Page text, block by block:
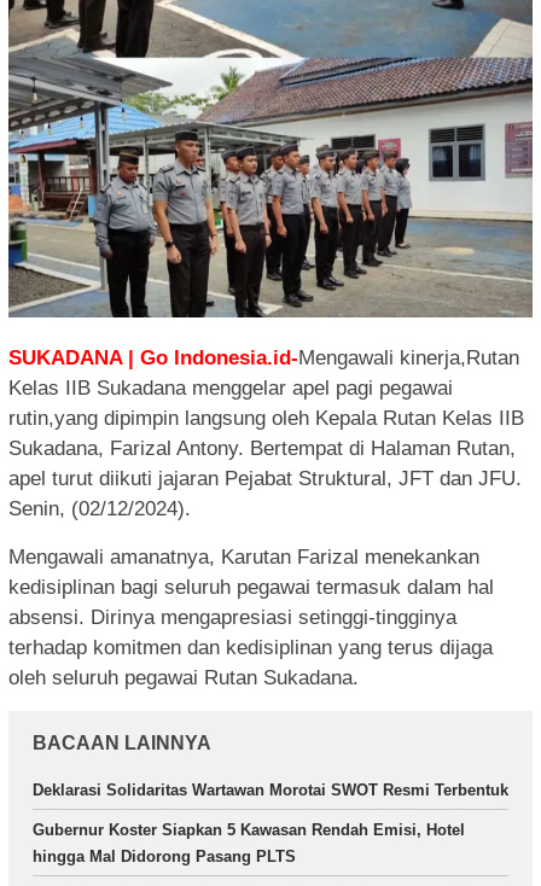
SUKADANA | Go Indonesia.id-Mengawali kinerja,Rutan
Kelas IIB Sukadana menggelar apel pagi pegawai
rutin,yang dipimpin langsung oleh Kepala Rutan Kelas IIB
Sukadana, Farizal Antony. Bertempat di Halaman Rutan,
apel turut diikuti jajaran Pejabat Struktural, JFT dan JFU.
Senin, (02/12/2024).
Mengawali amanatnya, Karutan Farizal menekankan
kedisiplinan bagi seluruh pegawai termasuk dalam hal
absensi. Dirinya mengapresiasi setinggi-tingginya
terhadap komitmen dan kedisiplinan yang terus dijaga
oleh seluruh pegawai Rutan Sukadana.
BACAAN LAINNYA
Deklarasi Solidaritas Wartawan Morotai SWOT Resmi Terbentuk
Gubernur Koster Siapkan 5 Kawasan Rendah Emisi, Hotel
hingga Mal Didorong Pasang PLTS